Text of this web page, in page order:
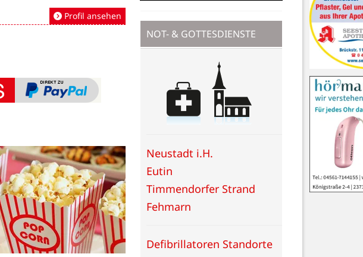
Profil ansehen
NOT- & GOTTESDIENSTE
Neustadt i.H.
Eutin
Timmendorfer Strand
Fehmarn
Defibrillatoren Standorte